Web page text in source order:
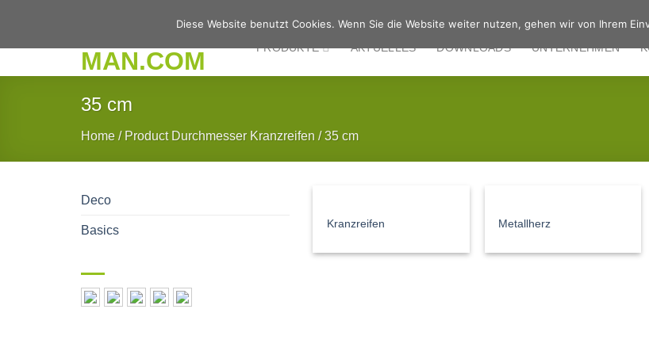
springen
PRODUKTE AKTUELLES DOWNLOADS UNTERNEHMEN
35 cm
Home / Product Durchmesser Kranzreifen /35 cm
Deco
Basics
Kranzreifen Metallherz
Diese Website benutzt Cookies. Wenn Sie die Website weiter nutzen, gehen wir von Ihrem